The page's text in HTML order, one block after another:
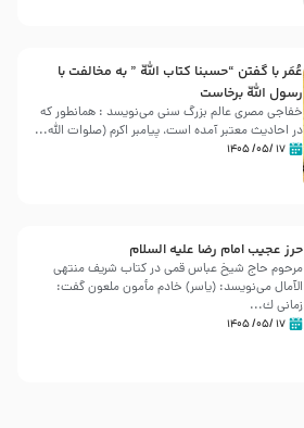
عُمَر با گفتن “حسبنا كتاب اللّه ” به مخالفت با
رسول اللّه برخاست
خفاجی مصری عالم بزرگ سنی می‌نویسد : همانطور که
در احادیث معتبر آمده است، پیامبر اکرم (صلوات اللّه...
۱۷ /۰۵/ ۱۴۰۵
حرز عجیب امام رضا علیه السلام
مرحوم حاج شیخ عباس قمی در کتاب شریف منتهی
الآمال می‌نویسد: (ياسر) خادم مأمون ملعون گفت:
زمانى ك...
۱۷ /۰۵/ ۱۴۰۵